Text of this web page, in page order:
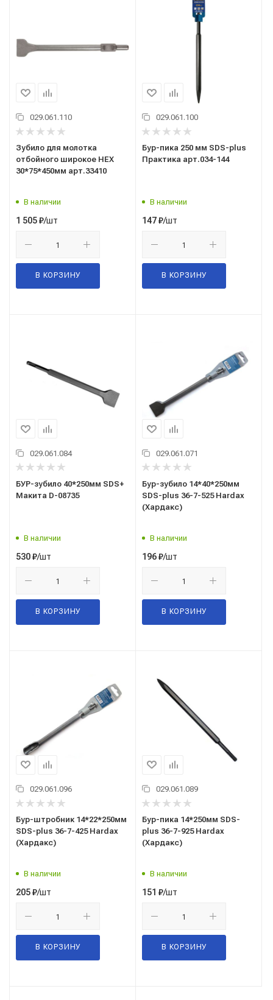
029.061.110
Зубило для молотка
отбойного широкое HEX
30*75*450мм арт.33410
В наличии
1 505₽/шт
В КОРЗИНУ
029.061.100
Бур-пика 250 мм SDS-plus
Практика арт.034-144
В наличии
147₽/шт
В КОРЗИНУ
029.061.084
БУР-зубило 40*250мм SDS+
Макита D-08735
В наличии
530₽/шт
В КОРЗИНУ
029.061.071
Бур-зубило 14*40*250мм
SDS-plus 36-7-525 Hardax
(Хардакс)
В наличии
196₽/шт
В КОРЗИНУ
029.061.096
Бур-штробник 14*22*250мм
SDS-plus 36-7-425 Hardax
(Хардакс)
В наличии
205₽/шт
В КОРЗИНУ
029.061.089
Бур-пика 14*250мм SDS-
plus 36-7-925 Hardax
(Хардакс)
В наличии
151 ₽/шт
В КОРЗИНУ